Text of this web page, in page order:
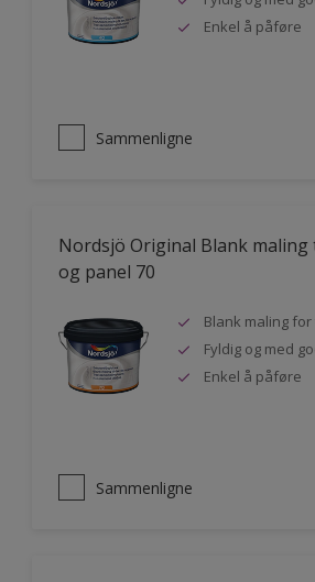
Enkel å påføre
Sammenligne
Nordsjö Original Blank
og panel 70
Blank maling
Fyldig og med
Enkel å påføre
Sammenligne